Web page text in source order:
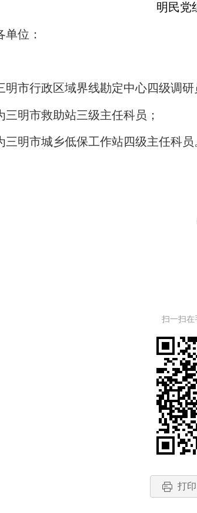
明民党
位：
明市行政区域界线勘定中心四级调研
三明市救助站三级主任科员；
明市城乡低保工作站四级主任科员
扫一扫在
打印